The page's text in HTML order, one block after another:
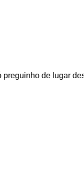
preguinho de lugar